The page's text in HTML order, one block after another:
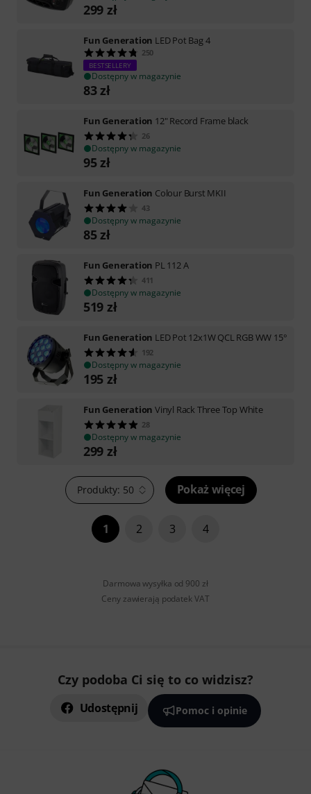
299 zł
Fun Generation LED Pot Bag 4
250
BESTSELLERY
Dostępny w magazynie
83zł
Fun Generation 12" Record Frame black
26
Dostępny w magazynie
95zł
Fun Generation Colour Burst MKII
43
Dostępny w magazynie
85zł
Fun Generation PL 112 A
411
Dostępny w magazynie
519 zł
Fun Generation LED Pot 12x1W QCL RGB WW 15°
192
Dostępny w magazynie
195 zł
Fun Generation Vinyl Rack Three Top White
28
Dostępny w magazynie
299 zł
Produkty: 50 Pokaż więcej
1 2 3 4
Darmowa wysyłka od 900 zł
Ceny zawierają podatek VAT
Czy podoba Ci się to co widzisz?
Udostępnij Pomoc i opinie